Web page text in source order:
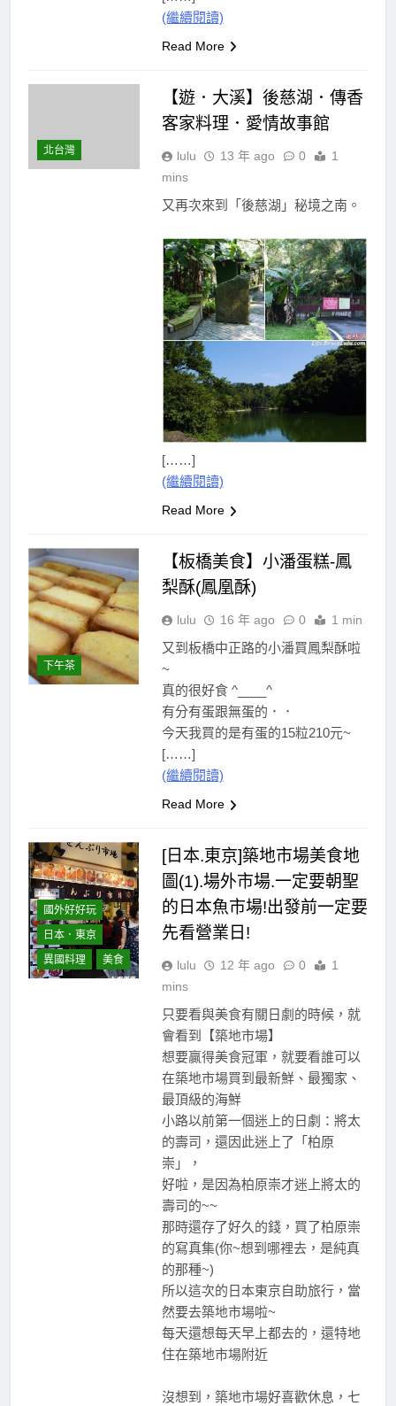
(繼續閱讀)
Read More
北台灣
【遊．大溪】後慈湖．傳香
客家料理．愛情故事館
lulu 13 年 ago 0
1
mins
又再次來到「後慈湖」秘境之南。
[……]
(繼續閱讀)
Read More
下午茶
【板橋美食】小潘蛋糕-鳳
梨酥(鳳凰酥)
lulu 16 年 ago 0 1 min
又到板橋中正路的小潘買鳳梨酥啦
~
真的很好食 ^____^
有分有蛋跟無蛋的．．
今天我買的是有蛋的15粒210元~
[……]
(繼續閱讀)
Read More
國外好好玩
日本．東京
異國料理
美食
[日本.東京]築地市場美食地
圖(1).場外市場.一定要朝聖
的日本魚市場!出發前一定要
先看營業日!
lulu 12 年 ago 0
1
mins
只要看與美食有關日劇的時候，就
會看到【築地市場】
想要贏得美食冠軍，就要看誰可以
在築地市場買到最新鮮、最獨家、
最頂級的海鮮
小路以前第一個迷上的日劇：將太
的壽司，還因此迷上了「柏原
崇」，
好啦，是因為柏原崇才迷上將太的
壽司的~~
那時還存了好久的錢，買了柏原崇
的寫真集(你~想到哪裡去，是純真
的那種~)
所以這次的日本東京自助旅行，當
然要去築地市場啦~
每天還想每天早上都去的，還特地
住在築地市場附近
沒想到，築地市場好喜歡休息，七